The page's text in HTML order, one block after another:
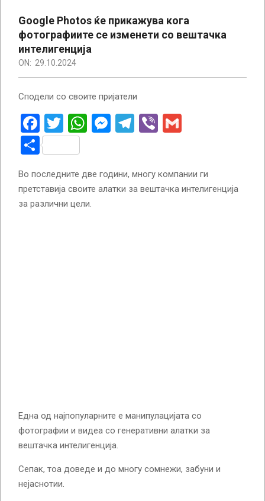
Google Photos ќе прикажува кога
фотографиите се изменети со вештачка
интелигенција
ON: 29.10.2024
Сподели со своите пријатели
Facebook
Twitter
WhatsApp
Messenger
Telegram
Viber
Share
Во последните две години, многу компании ги
претставија своите алатки за вештачка интелигенција
за различни цели.
Една од најпопуларните е манипулацијата со
фотографии и видеа со генеративни алатки за
вештачка интелигенција.
Сепак, тоа доведе и до многу сомнежи, забуни и
нејаснотии.